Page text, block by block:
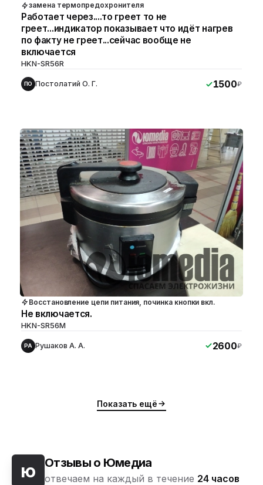
замена термопредохронителя
Работает через....то греет то не
греет...индикатор показывает что идёт нагрев
по факту не греет...сейчас вообще не
включается
HKN-SR56R
ПО Постолатий О. Г. 1500₽
Восстановление цепи питания, починка кнопки вкл.
Не включается.
HKN-SR56M
РА Рушаков А. А. 2600₽
Показать ещё
ю Отзывы о Юмедиа
отвечаем на каждый в течение 24 часов